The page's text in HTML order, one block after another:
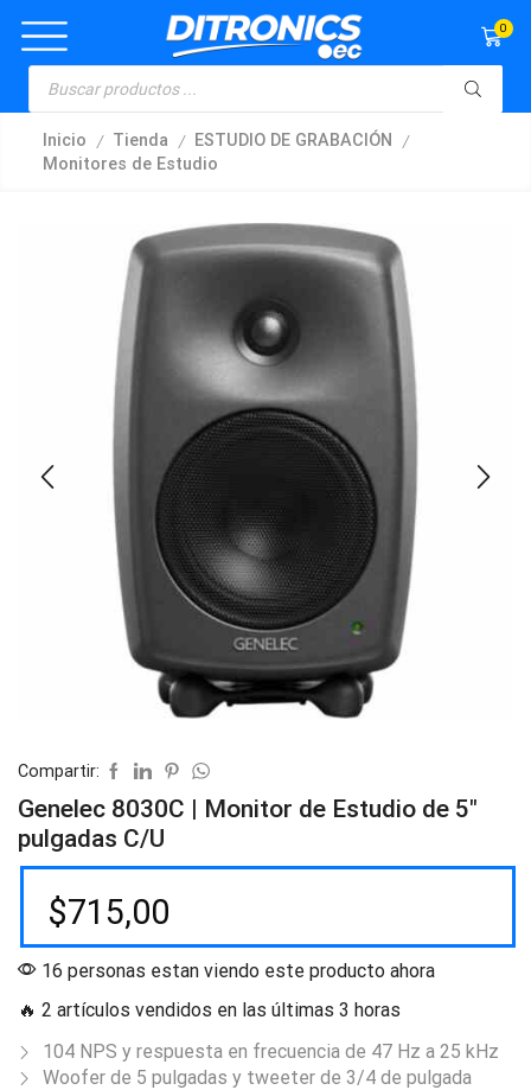
0
Inicio / Tienda / ESTUDIO DE GRABACIÓN /
Monitores de Estudio
Compartir:
Genelec 8030C | Monitor de Estudio de 5″
pulgadas C/U
$715,00
16 personas estan viendo este producto ahora
🔥 2 artículos vendidos en las últimas 3 horas
104 NPS y respuesta en frecuencia de 47 Hz a 25 kHz
Woofer de 5 pulgadas y tweeter de 3/4 de pulgada